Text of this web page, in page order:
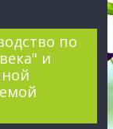
по
и